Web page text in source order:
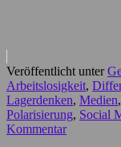
Veröffentlicht unter
Arbeitslosigkeit,
Lagerdenken, Medien,
Polarisierung, Social
Kommentar